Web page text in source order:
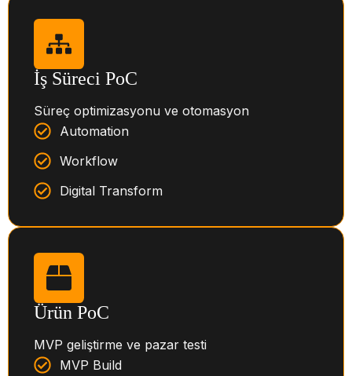
İş Süreci PoC
Süreç optimizasyonu ve otomasyon
Automation
Workflow
Digital Transform
Ürün PoC
MVP geliştirme ve pazar testi
MVP Build